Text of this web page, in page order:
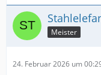
Meister
24. Februar 2026 um